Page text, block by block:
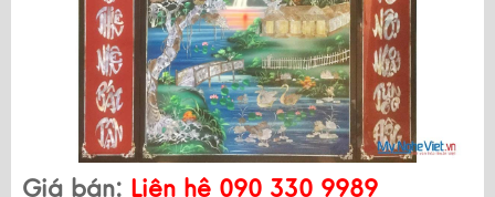
Giá bán: Liên hệ 090 330 9989